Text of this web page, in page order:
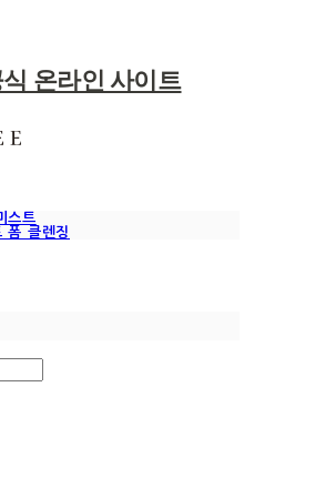
온라인 사이트
스트
폼 클렌징